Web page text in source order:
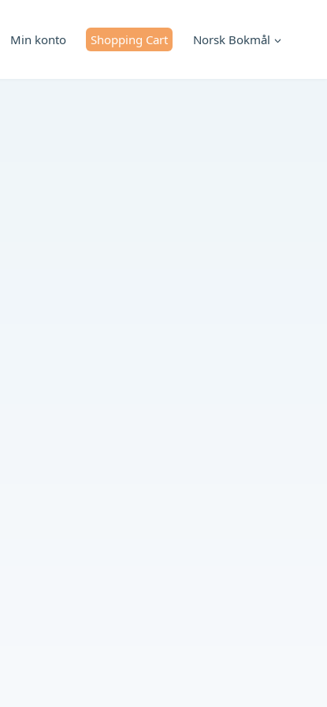
Min konto Shopping Cart Norsk Bokmål